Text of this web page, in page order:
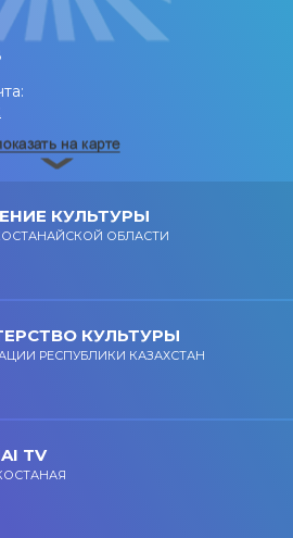
КУЛЬТУРЫ
ОБЛАСТИ
КУЛЬТУРЫ
РЕСПУБЛИКИ КАЗАХСТАН
TV